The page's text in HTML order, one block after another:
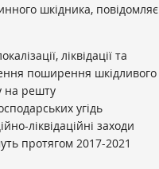
шкідника, повідомляє
ліквідації та
поширення шкідливого
на решту
угідь
ліквідаційні заходи
протягом 2017-2021